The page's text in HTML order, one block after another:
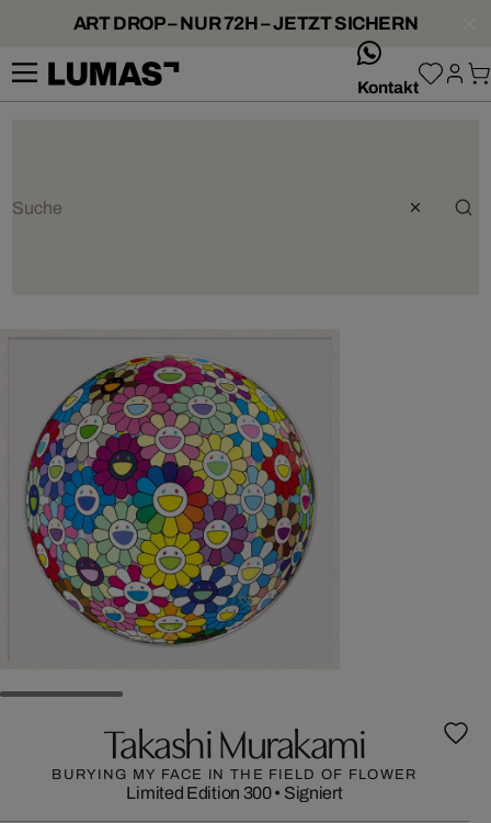
ART DROP – NUR 72H – JETZT SICHERN
Kontakt
Takashi Murakami
BURYING MY FACE IN THE FIELD OF FLOWER
Limited Edition 300• Signiert